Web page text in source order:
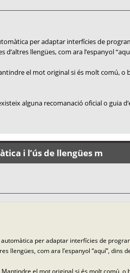
per adaptar interfícies de
llengües, com ara l’espanyol
el mot original si és molt comú,
alguna recomanació oficial o guia
i l’ús de llengües m
per adaptar interfícies de
llengües, com ara l’espanyol “aquí”, dins
el mot original si és molt comú, o